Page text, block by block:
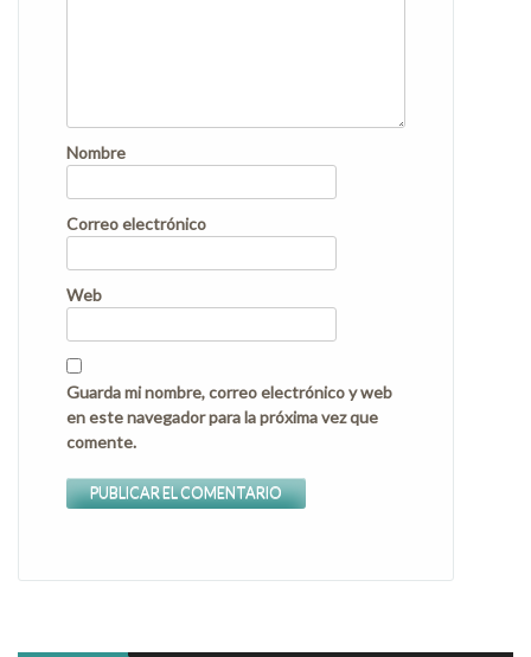
Nombre
Correo electrónico
Web
Guarda mi nombre, correo electrónico y web
en este navegador para la próxima vez que
comente.